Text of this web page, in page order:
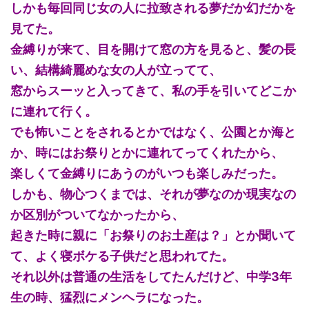
しかも毎回同じ女の人に拉致される夢だか幻だかを
見てた。
金縛りが来て、目を開けて窓の方を見ると、髪の長
い、結構綺麗めな女の人が立ってて、
窓からスーッと入ってきて、私の手を引いてどこか
に連れて行く。
でも怖いことをされるとかではなく、公園とか海と
か、時にはお祭りとかに連れてってくれたから、
楽しくて金縛りにあうのがいつも楽しみだった。
しかも、物心つくまでは、それが夢なのか現実なの
か区別がついてなかったから、
起きた時に親に「お祭りのお土産は？」とか聞いて
て、よく寝ボケる子供だと思われてた。
それ以外は普通の生活をしてたんだけど、中学3年
生の時、猛烈にメンヘラになった。